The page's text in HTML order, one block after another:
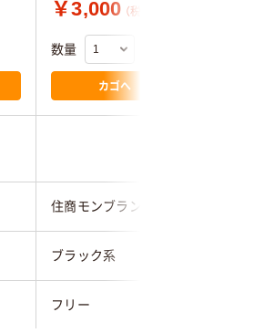
￥3,000 （税込）
数量
カゴへ
住商モンブラン
ブラック系
フリー